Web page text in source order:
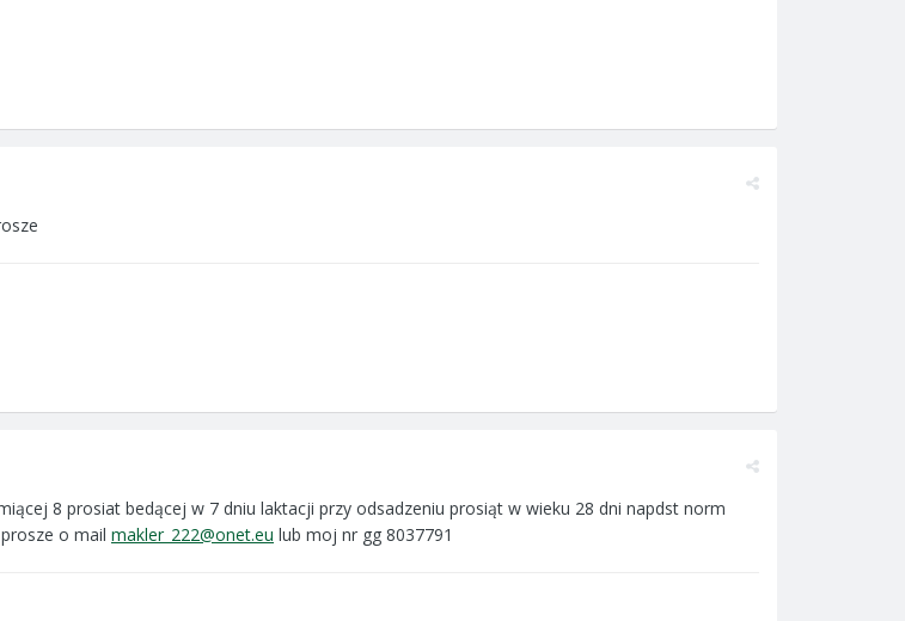
8 prosiat bedącej w 7 dniu laktacji przy odsadzeniu prosiąt w wieku 28 dni napdst norm
o mail makler_222@onet.eu lub moj nr gg 8037791